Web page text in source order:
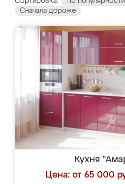
Сначала дороже
Кухня
Цена: от 65 000